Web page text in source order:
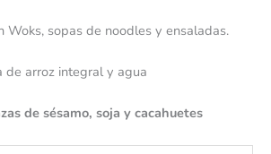
Woks, sopas de noodles y ensaladas.
de arroz integral y agua
de sésamo, soja y cacahuetes